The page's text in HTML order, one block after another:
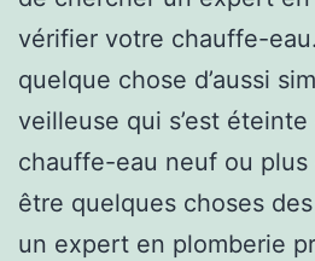
vérifier votre chauffe-
quelque chose d’aussi
veilleuse qui s’est éteinte
chauffe-eau neuf ou
être quelques choses
un expert en plomberie